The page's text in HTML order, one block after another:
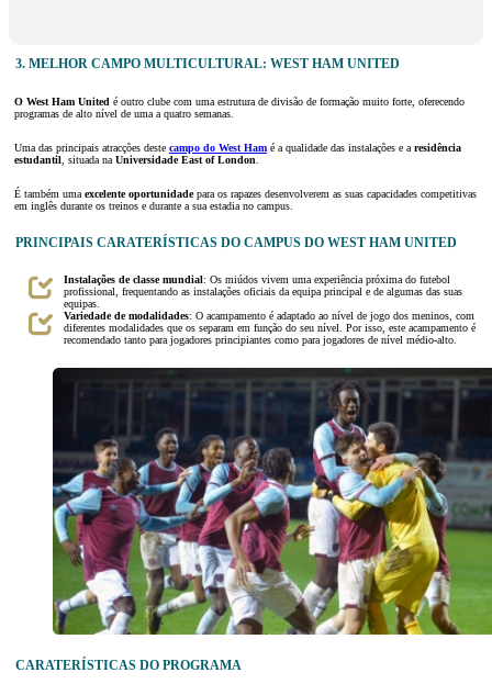
3. MELHOR CAMPO MULTICULTURAL: WEST HAM UNITED
O West Ham United é outro clube com uma estrutura de divisão de formação muito forte, oferecendo
programas de alto nível de uma a quatro semanas.
Uma das principais atracções deste campo do West Ham é a qualidade das instalações e a residência
estudantil , situada na Universidade East of London
É também uma excelente oportunidadepara os rapazes desenvolverem as suas capacidades competitivas
em inglês durante os treinos e durante a sua estadia no campus.
PRINCIPAIS CARATERÍSTICAS DO CAMPUS DO WEST HAM UNITED
Instalações de classe mundial: Os miúdos vivem uma experiência próxima do futebol
profissional, frequentando as instalações oficiais da equipa principal e de algumas das suas
equipas.
Variedade de modalidades: O acampamento é adaptado ao nível de jogo dos meninos, com
diferentes modalidades que os separam em função do seu nível. Por isso, este acampamento é
recomendado tanto para jogadores principiantes como para jogadores de nível médio-alto.
CARATERÍSTICAS DO PROGRAMA